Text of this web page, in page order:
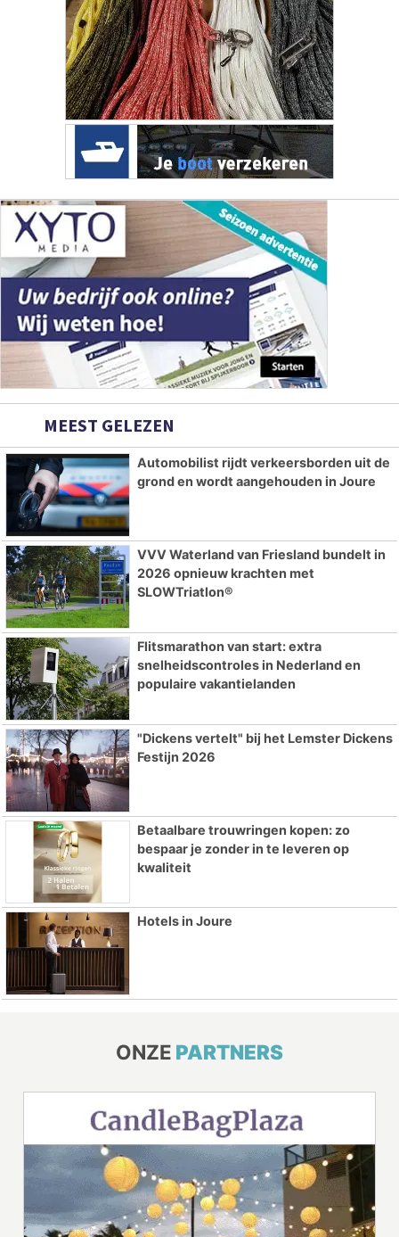
MEEST GELEZEN
Automobilist rijdt verkeersborden uit de
grond en wordt aangehouden in Joure
VVV Waterland van Friesland bundelt in
2026 opnieuw krachten met
SLOWTriatlon®
Flitsmarathon van start: extra
snelheidscontroles in Nederland en
populaire vakantielanden
"Dickens vertelt" bij het Lemster Dickens
Festijn 2026
Betaalbare trouwringen kopen: zo
bespaar je zonder in te leveren op
kwaliteit
Hotels in Joure
ONZE PARTNERS